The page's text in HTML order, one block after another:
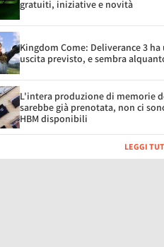
gratuiti, iniziative e novità
Kingdom Come: Deliverance 3
uscita previsto, e sembra
L'intera produzione di memorie
sarebbe già prenotata, non ci
HBM disponibili
LEGGI